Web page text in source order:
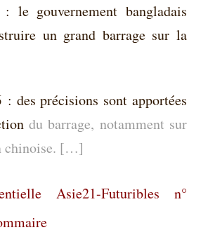
: le gouvernement bangladais
un grand barrage sur la
: des précisions sont apportées
du barrage, notamment sur
chinoise. […]
Asie21-Futuribles n°